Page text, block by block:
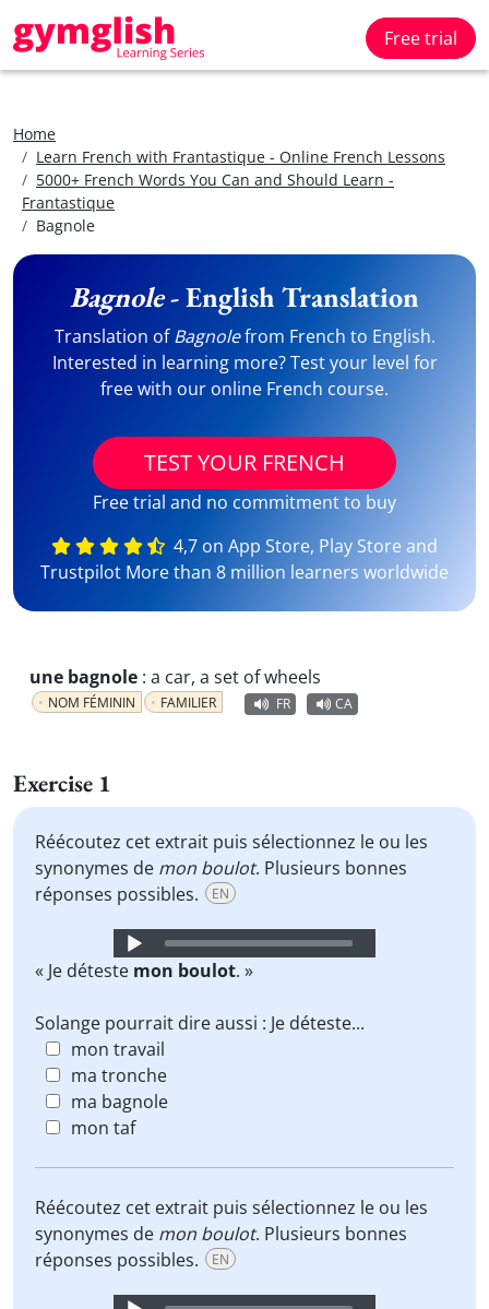
Free trial
Home
Learn French with Frantastique - Online French Lessons
5000+ French Words You Can and Should Learn -
Frantastique
Bagnole
Bagnole- English Translation
Translation ofBagnolefrom French to English.
Interested in learning more? Test your level for
free with our online French course.
TEST YOUR FRENCH
Free trial and no commitment to buy
4,7 on App Store, Play Store and
Trustpilot More than 8 million learners worldwide
une bagnole : a car, a set of wheels
NOM FÉMININ FAMILIER FR CA
Exercise 1
Réécoutez cet extrait puis sélectionnez le ou les
synonymes de mon boulot. Plusieurs bonnes
réponses possibles.
EN
Audio
Player
« Je déteste mon boulot. »
Solange pourrait dire aussi : Je déteste...
mon travail
ma tronche
ma bagnole
mon taf
Réécoutez cet extrait puis sélectionnez le ou les
synonymes de mon boulot. Plusieurs bonnes
réponses possibles.
EN